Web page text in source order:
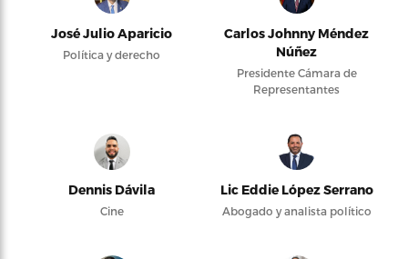
José Julio Aparicio
Política y derecho
Carlos Johnny Méndez
Núñez
Presidente Cámara de
Representantes
Dennis Dávila
Cine
Lic Eddie López Serrano
Abogado y analista político